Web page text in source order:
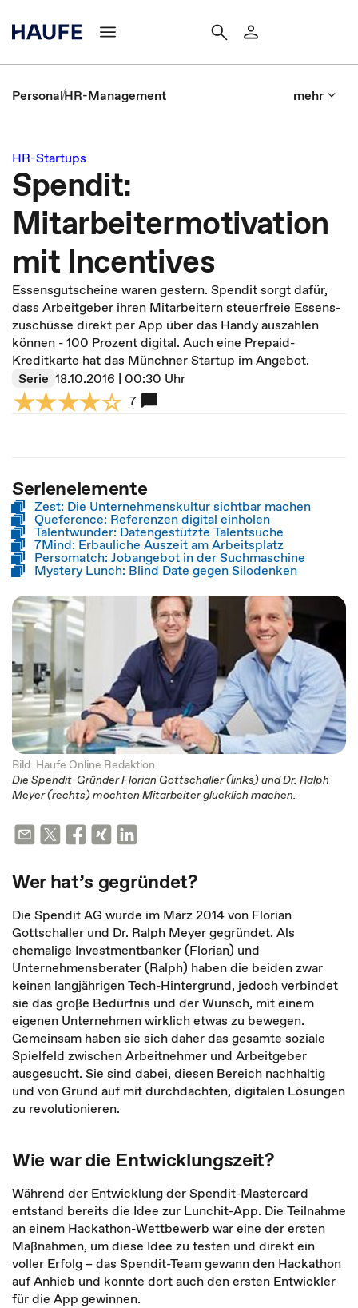
PersonalHR-Management mehr
HR-Startups
Spendit:
Mitarbeitermotivation
mit Incentives
Essensgutscheine waren gestern. Spendit sorgt dafür,
dass Arbeitgeber ihren Mitarbeitern steuerfreie Essens­
zuschüsse direkt per App über das Handy auszahlen
können - 100 Prozent digital. Auch eine Prepaid-
Kreditkarte hat das Münchner Startup im Angebot.
Serie 18.10.2016 | 00:30 Uhr
7
Serienelemente
Zest: Die Unternehmenskultur sichtbar machen
Queference: Referenzen digital einholen
Talentwunder: Datengestützte Talentsuche
7Mind: Erbauliche Auszeit am Arbeitsplatz
Persomatch: Jobangebot in der Suchmaschine
Mystery Lunch: Blind Date gegen Silodenken
Bild: Haufe Online Redaktion
Die Spendit-Gründer Florian Gottschaller (links) und Dr. Ralph
Meyer (rechts) möchten Mitarbeiter glücklich machen.
Wer hat’s gegründet?
Die Spendit AG wurde im März 2014 von Florian
Gottschaller und Dr. Ralph Meyer gegründet. Als
ehemalige Investmentbanker (Florian) und
Unternehmensberater (Ralph) haben die beiden zwar
keinen langjährigen Tech-Hintergrund, jedoch verbindet
sie das große Bedürfnis und der Wunsch, mit einem
eigenen Unternehmen wirklich etwas zu bewegen.
Gemeinsam haben sie sich daher das gesamte soziale
Spielfeld zwischen Arbeitnehmer und Arbeitgeber
ausgesucht. Sie sind dabei, diesen Bereich nachhaltig
und von Grund auf mit durchdachten, digitalen Lösungen
zu revolutionieren.
Wie war die Entwicklungszeit?
Während der Entwicklung der Spendit-Mastercard
entstand bereits die Idee zur Lunchit-App. Die Teilnahme
an einem Hackathon-Wettbewerb war eine der ersten
Maßnahmen, um diese Idee zu testen und direkt ein
voller Erfolg – das Spendit-Team gewann den Hackathon
auf Anhieb und konnte dort auch den ersten Entwickler
für die App gewinnen.